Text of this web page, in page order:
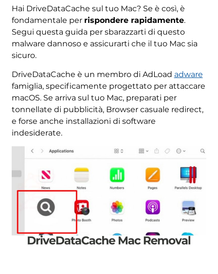
Hai DriveDataCache sul tuo Mac? Se è così, è
fondamentale per rispondere rapidamente.
Segui questa guida per sbarazzarti di questo
malware dannoso e assicurarti che il tuo Mac sia
sicuro.
DriveDataCache è un membro di AdLoad adware
famiglia, specificamente progettato per attaccare
macOS. Se arriva sul tuo Mac, preparati per
tonnellate di pubblicità, Browser casuale redirect,
e forse anche installazioni di software
indesiderate.